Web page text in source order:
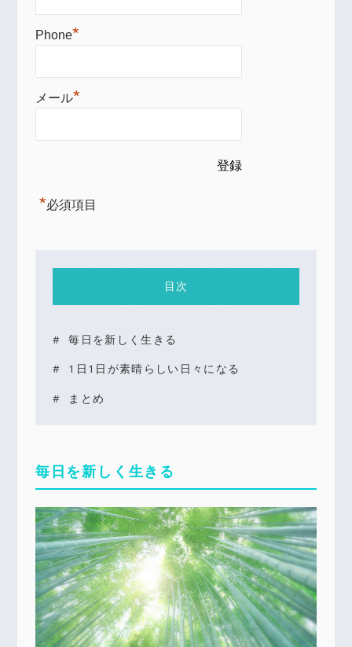
Phone*
メール*
*必須項目
目次
毎日を新しく生きる
1日1日が素晴らしい日々になる
まとめ
毎日を新しく生きる